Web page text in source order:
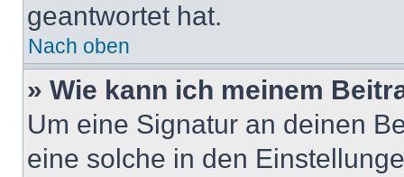
geantwortet hat.
Nach oben
» Wie kann ich meinem
Um eine Signatur an deinen
eine solche in den